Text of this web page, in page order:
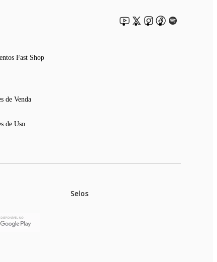
Fast Shop
de Venda
de Uso
Selos